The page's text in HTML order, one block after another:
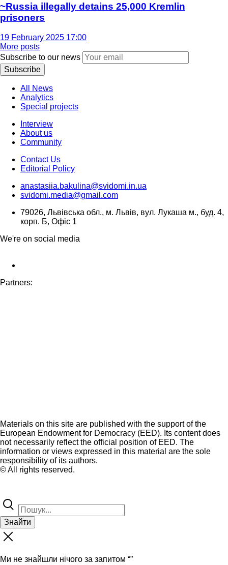
~Russia illegally detains 25,000 Kremlin
prisoners
19 February 2025 17:00
More posts
Subscribe to our news
Subscribe
All News
Analytics
Special projects
Interview
About us
Community
Contact Us
Editorial Policy
anastasiia.bakulina@svidomi.in.ua
svidomi.media@gmail.com
79026, Львівська обл., м. Львів, вул. Лукаша м., буд. 4,
корп. Б, Офіс 1
We're on social media
Partners:
Materials on this site are published with the support of the
European Endowment for Democracy (EED). Its content does
not necessarily reflect the official position of EED. The
information or views expressed in this material are the sole
responsibility of its authors.
© All rights reserved.
Знайти
Ми не знайшли нічого за запитом “”